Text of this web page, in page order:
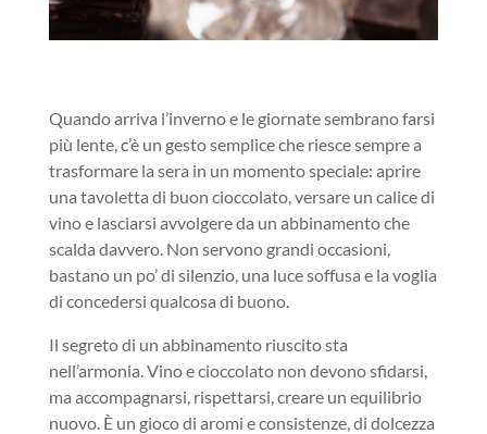
Quando arriva l’inverno e le giornate sembrano farsi
più lente, c’è un gesto semplice che riesce sempre a
trasformare la sera in un momento speciale: aprire
una tavoletta di buon cioccolato, versare un calice di
vino e lasciarsi avvolgere da un abbinamento che
scalda davvero. Non servono grandi occasioni,
bastano un po’ di silenzio, una luce soffusa e la voglia
di concedersi qualcosa di buono.
Il segreto di un abbinamento riuscito sta
nell’armonia. Vino e cioccolato non devono sfidarsi,
ma accompagnarsi, rispettarsi, creare un equilibrio
nuovo. È un gioco di aromi e consistenze, di dolcezza